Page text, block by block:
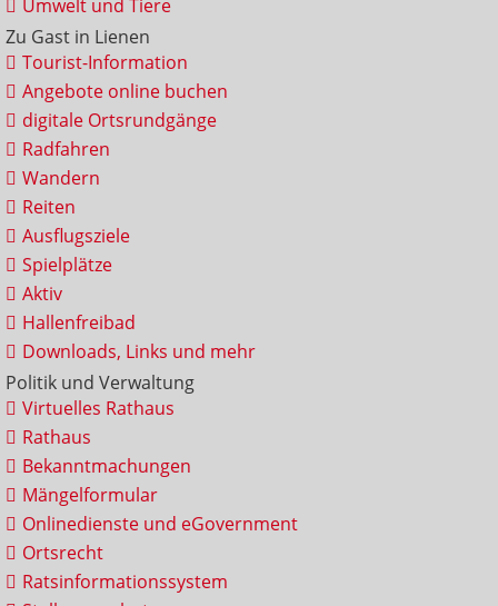
Umwelt und Tiere
Zu Gast in Lienen
Tourist-Information
Angebote online buchen
digitale Ortsrundgänge
Radfahren
Wandern
Reiten
Ausflugsziele
Spielplätze
Aktiv
Hallenfreibad
Downloads, Links und mehr
Politik und Verwaltung
Virtuelles Rathaus
Rathaus
Bekanntmachungen
Mängelformular
Onlinedienste und eGovernment
Ortsrecht
Ratsinformationssystem